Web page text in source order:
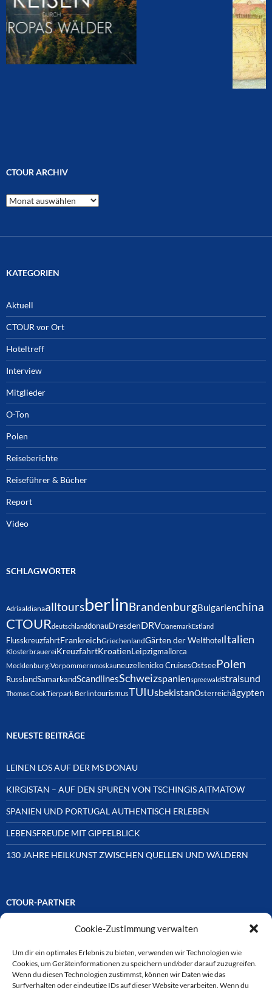
Cookie-Zustimmung verwalten
Um dir ein optimales Erlebnis zu bieten, verwenden wir Technologien wie
Cookies, um Geräteinformationen zu speichern und/oder darauf zuzugreifen.
Wenn du diesen Technologien zustimmst, können wir Daten wie das
Surfverhalten oder eindeutige IDs auf dieser Website verarbeiten. Wenn du
CTOUR ARCHIV
CTOUR
Archiv
KATEGORIEN
Aktuell
CTOUR vor Ort
Hoteltreff
Interview
Mitglieder
O-Ton
Polen
Reiseberichte
Reiseführer & Bücher
Report
Video
SCHLAGWÖRTER
AdriaaldianaalltoursberlinBrandenburgBulgarienchina
CTOURdeutschlanddonauDresdenDRVDänemarkEstland
FlusskreuzfahrtFrankreichGriechenlandGärten der WelthotelItalien
KlosterbrauereiKreuzfahrtKroatienLeipzigmallorca
Mecklenburg-Vorpommernmoskauneuzellenicko CruisesOstseePolen
RusslandSamarkandScandlinesSchweizspanienspreewaldstralsund
Thomas CookTierpark BerlintourismusTUIUsbekistanÖsterreichägypten
NEUESTE BEITRÄGE
LEINEN LOS AUF DER MS DONAU
KIRGISTAN – AUF DEN SPUREN VON TSCHINGIS AITMATOW
SPANIEN UND PORTUGAL AUTHENTISCH ERLEBEN
LEBENSFREUDE MIT GIPFELBLICK
130 JAHRE HEILKUNST ZWISCHEN QUELLEN UND WÄLDERN
CTOUR-PARTNER
Unsere Reisejournalisten-Vereinigung ist über Mitglieder und
ausgewählten Partnern der Medien- und Tourismusbranche
verbunden. Hier eine
Auswahl der Online-Plattformen: